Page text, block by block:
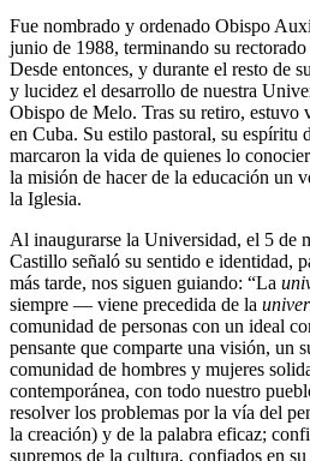
Fue nombrado y ordenado Obispo
junio de 1988, terminando su rectorado
Desde entonces, y durante el resto de
y lucidez el desarrollo de nuestra
Obispo de Melo. Tras su retiro, estuvo
en Cuba. Su estilo pastoral, su espíritu
marcaron la vida de quienes lo
la misión de hacer de la educación un
la Iglesia.
Al inaugurarse la Universidad, el 5 de
Castillo señaló su sentido e identidad,
más tarde, nos siguen guiando: “La
siempre — viene precedida de la
comunidad de personas con un ideal
pensante que comparte una visión, un
comunidad de hombres y mujeres
contemporánea, con todo nuestro
resolver los problemas por la vía del
la creación) y de la palabra eficaz;
supremos de la cultura, confiados en